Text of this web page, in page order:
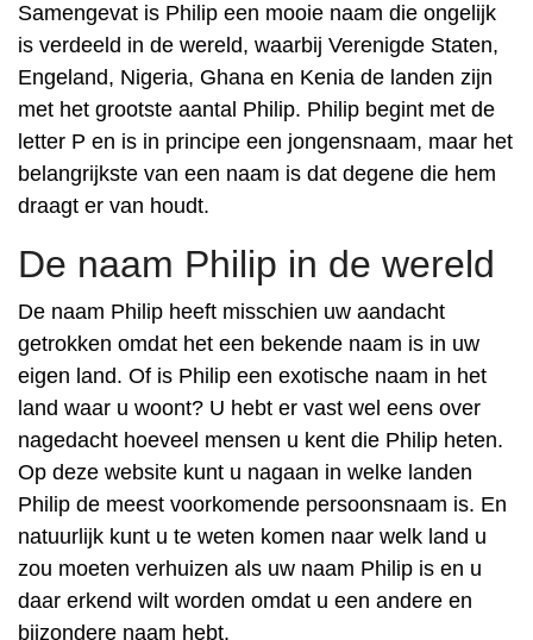
Samengevat is Philip een mooie naam die ongelijk
is verdeeld in de wereld, waarbij Verenigde Staten,
Engeland, Nigeria, Ghana en Kenia de landen zijn
met het grootste aantal Philip. Philip begint met de
letter P en is in principe een jongensnaam, maar het
belangrijkste van een naam is dat degene die hem
draagt er van houdt.
De naam Philip in de wereld
De naam Philip heeft misschien uw aandacht
getrokken omdat het een bekende naam is in uw
eigen land. Of is Philip een exotische naam in het
land waar u woont? U hebt er vast wel eens over
nagedacht hoeveel mensen u kent die Philip heten.
Op deze website kunt u nagaan in welke landen
Philip de meest voorkomende persoonsnaam is. En
natuurlijk kunt u te weten komen naar welk land u
zou moeten verhuizen als uw naam Philip is en u
daar erkend wilt worden omdat u een andere en
bijzondere naam hebt.